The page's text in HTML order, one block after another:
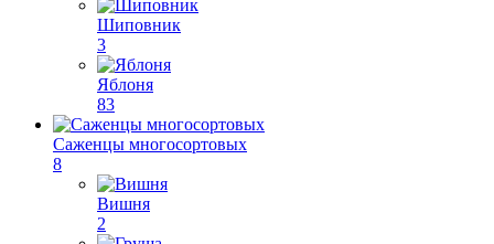
Шиповник
3
Яблоня
83
Саженцы многосортовых
8
Вишня
2